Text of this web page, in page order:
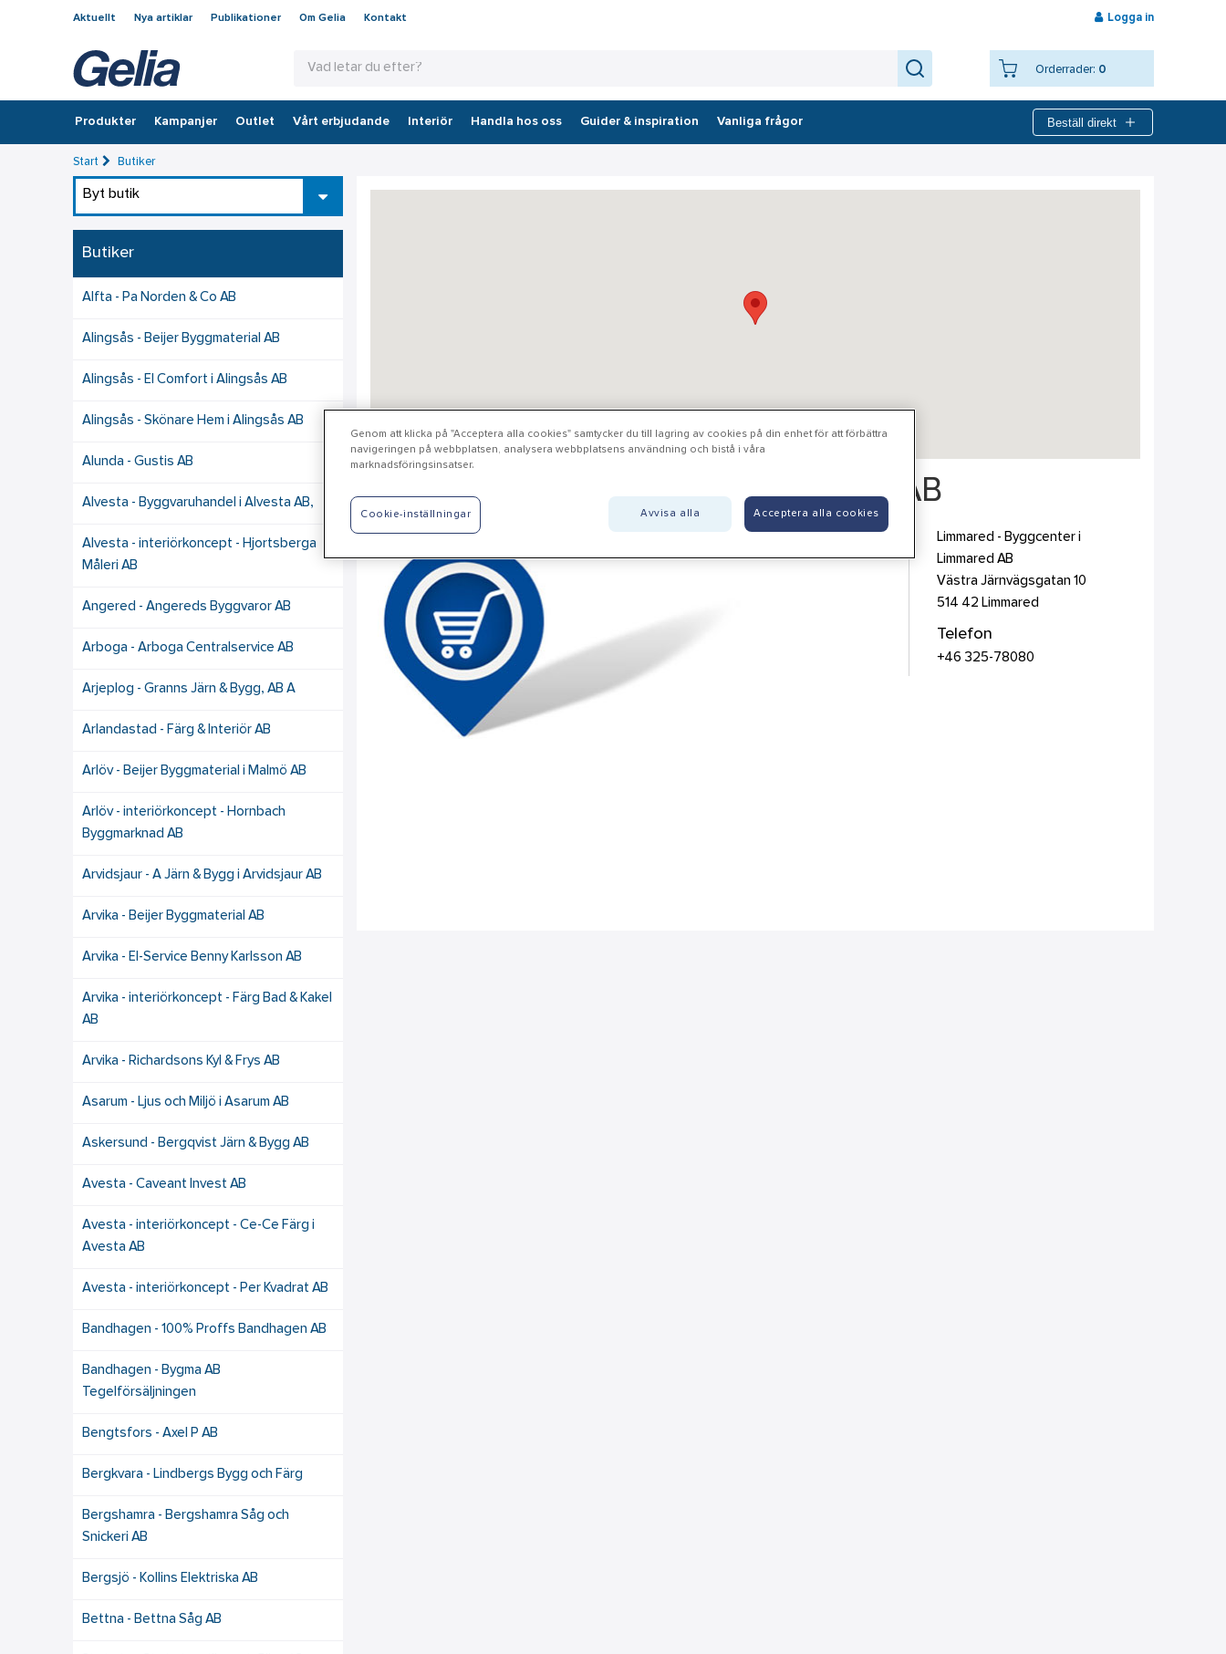
Aktuellt Nya artiklar Publikationer Om Gelia Kontakt Logga in
Orderrader: 0
Produkter Kampanjer Outlet Vårt erbjudande Interiör Handla hos oss Guider & inspiration Vanliga frågor Beställ direkt
Start Butiker
Byt butik
Butiker
Alfta - Pa Norden & Co AB
Alingsås - Beijer Byggmaterial AB
Alingsås - El Comfort i Alingsås AB
Alingsås - Skönare Hem i Alingsås AB
Alunda - Gustis AB
Alvesta - Byggvaruhandel i Alvesta AB,
Alvesta - interiörkoncept - Hjortsberga
Måleri AB
Angered - Angereds Byggvaror AB
Arboga - Arboga Centralservice AB
Arjeplog - Granns Järn & Bygg, AB A
Arlandastad - Färg & Interiör AB
Arlöv - Beijer Byggmaterial i Malmö AB
Arlöv - interiörkoncept - Hornbach
Byggmarknad AB
Arvidsjaur - A Järn & Bygg i Arvidsjaur AB
Arvika - Beijer Byggmaterial AB
Arvika - El-Service Benny Karlsson AB
Arvika - interiörkoncept - Färg Bad & Kakel
AB
Arvika - Richardsons Kyl & Frys AB
Asarum - Ljus och Miljö i Asarum AB
Askersund - Bergqvist Järn & Bygg AB
Avesta - Caveant Invest AB
Avesta - interiörkoncept - Ce-Ce Färg i
Avesta AB
Avesta - interiörkoncept - Per Kvadrat AB
Bandhagen - 100% Proffs Bandhagen AB
Bandhagen - Bygma AB
Tegelförsäljningen
Bengtsfors - Axel P AB
Bergkvara - Lindbergs Bygg och Färg
Bergshamra - Bergshamra Såg och
Snickeri AB
Bergsjö - Kollins Elektriska AB
Bettna - Bettna Såg AB
Limmared - Byggcenter i Limmared AB
Limmared - Byggcenter i
Limmared AB
Västra Järnvägsgatan 10
514 42 Limmared
Telefon
+46 325-78080
Genom att klicka på "Acceptera alla cookies" samtycker du till lagring av cookies på din enhet för att förbättra
navigeringen på webbplatsen, analysera webbplatsens användning och bistå i våra
marknadsföringsinsatser.
Avvisa alla Acceptera alla cookies
Cookie-inställningar